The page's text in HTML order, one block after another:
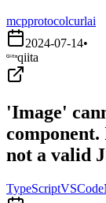
mcpprotocolcurlai
2024-07-14•
qiita
'Image'
not a valid
TypeScriptVSCode